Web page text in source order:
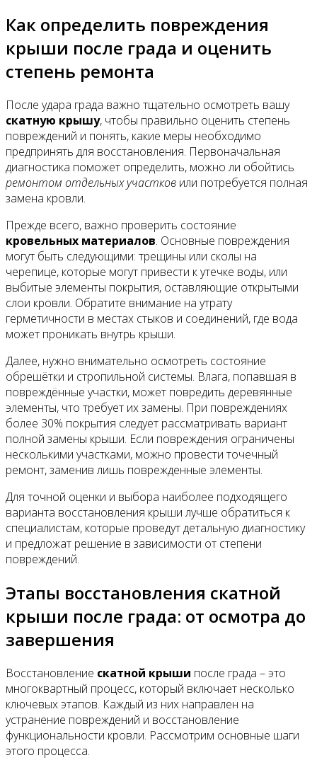
Как определить повреждения
крыши после града и оценить
степень ремонта
После удара града важно тщательно осмотреть вашу
скатную крышу, чтобы правильно оценить степень
повреждений и понять, какие меры необходимо
предпринять для восстановления. Первоначальная
диагностика поможет определить, можно ли обойтись
ремонтом отдельных участков или потребуется полная
замена кровли.
Прежде всего, важно проверить состояние
кровельных материалов. Основные повреждения
могут быть следующими: трещины или сколы на
черепице, которые могут привести к утечке воды, или
выбитые элементы покрытия, оставляющие открытыми
слои кровли. Обратите внимание на утрату
герметичности в местах стыков и соединений, где вода
может проникать внутрь крыши.
Далее, нужно внимательно осмотреть состояние
обрешётки и стропильной системы. Влага, попавшая в
повреждённые участки, может повредить деревянные
элементы, что требует их замены. При повреждениях
более 30% покрытия следует рассматривать вариант
полной замены крыши. Если повреждения ограничены
несколькими участками, можно провести точечный
ремонт, заменив лишь поврежденные элементы.
Для точной оценки и выбора наиболее подходящего
варианта восстановления крыши лучше обратиться к
специалистам, которые проведут детальную диагностику
и предложат решение в зависимости от степени
повреждений.
Этапы восстановления скатной
крыши после града: от осмотра до
завершения
Восстановление скатной крыши после града – это
многоквартный процесс, который включает несколько
ключевых этапов. Каждый из них направлен на
устранение повреждений и восстановление
функциональности кровли. Рассмотрим основные шаги
этого процесса.